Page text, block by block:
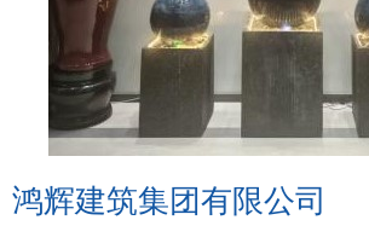
鸿辉建筑集团有限公司